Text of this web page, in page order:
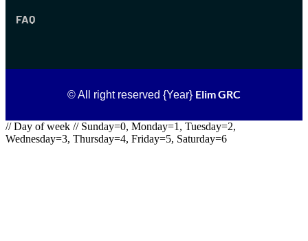
FAQ
© All right reserved {Year} Elim GRC
// Day of week // Sunday=0, Monday=1, Tuesday=2,
Wednesday=3, Thursday=4, Friday=5, Saturday=6